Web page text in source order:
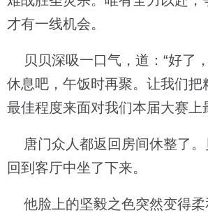
才有一线机会。
贝贝深吸一口气，道：“好了
休息吧，午饭时再聚。让我们把
最佳程度来面对我们本届大赛上
唐门众人都返回房间休整了。
回到客厅中坐了下来。
他脸上的坚毅之色突然变得柔